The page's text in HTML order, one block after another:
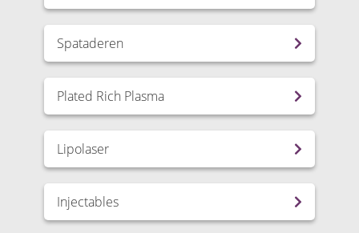
Spataderen
Plated Rich Plasma
Lipolaser
Injectables